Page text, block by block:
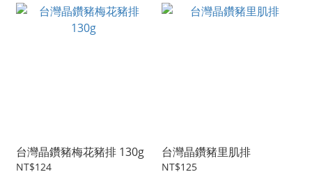
台灣晶鑽豬梅花豬排 130g
NT$124
台灣晶鑽豬里肌排
NT$125